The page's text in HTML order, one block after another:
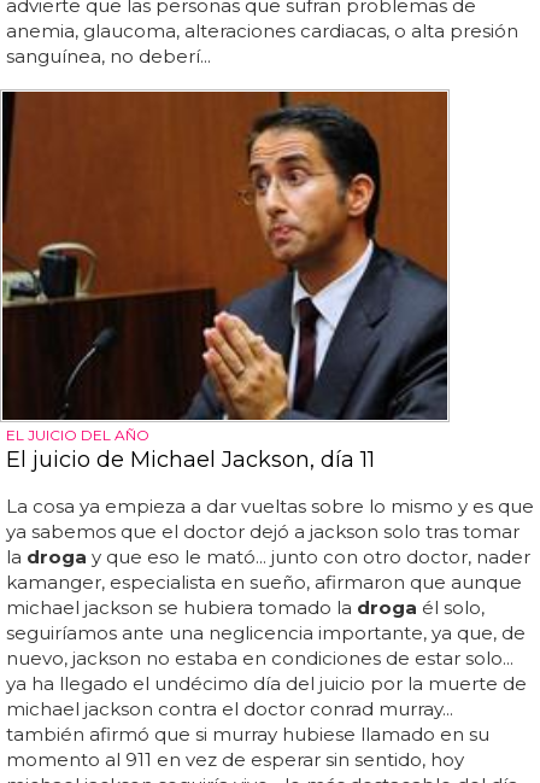
advierte que las personas que sufran problemas de
anemia, glaucoma, alteraciones cardiacas, o alta presión
sanguínea, no deberí...
EL JUICIO DEL AÑO
El juicio de Michael Jackson, día 11
La cosa ya empieza a dar vueltas sobre lo mismo y es que
ya sabemos que el doctor dejó a jackson solo tras tomar
la droga y que eso le mató... junto con otro doctor, nader
kamanger, especialista en sueño, afirmaron que aunque
michael jackson se hubiera tomado la droga él solo,
seguiríamos ante una neglicencia importante, ya que, de
nuevo, jackson no estaba en condiciones de estar solo...
ya ha llegado el undécimo día del juicio por la muerte de
michael jackson contra el doctor conrad murray...
también afirmó que si murray hubiese llamado en su
momento al 911 en vez de esperar sin sentido, hoy